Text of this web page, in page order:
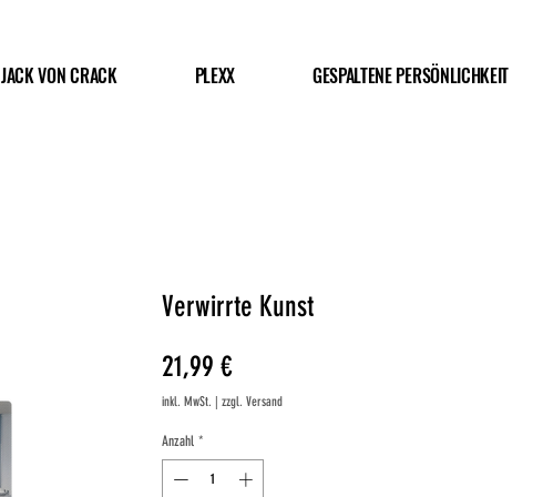
JACK VON CRACK PLEXX GESPALTENE PERSÖNLICHKEIT
Verwirrte Kunst
21,99 €Preis
inkl. MwSt. zzgl. Versand
Anzahl *